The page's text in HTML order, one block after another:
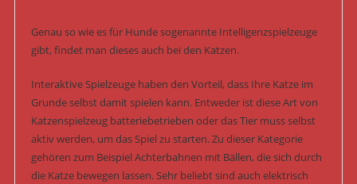
Genau so wie es für Hunde sogenannte Intelligenzspielzeuge
gibt, findet man dieses auch bei den Katzen.
Interaktive Spielzeuge haben den Vorteil, dass Ihre Katze im
Grunde selbst damit spielen kann. Entweder ist diese Art von
Katzenspielzeug batteriebetrieben oder das Tier muss selbst
aktiv werden, um das Spiel zu starten. Zu dieser Kategorie
gehören zum Beispiel Achterbahnen mit Bällen, die sich durch
die Katze bewegen lassen. Sehr beliebt sind auch elektrisch